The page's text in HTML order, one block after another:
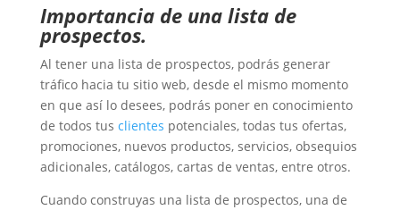
Importancia de una lista de
prospectos.
Al tener una lista de prospectos, podrás generar
tráfico hacia tu sitio web, desde el mismo momento
en que así lo desees, podrás poner en conocimiento
de todos tus clientes potenciales, todas tus ofertas,
promociones, nuevos productos, servicios, obsequios
adicionales, catálogos, cartas de ventas, entre otros.
Cuando construyas una lista de prospectos, una de